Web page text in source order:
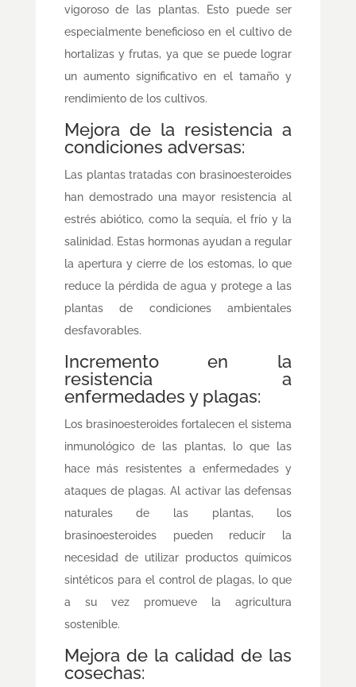
vigoroso de las plantas. Esto puede ser
especialmente beneficioso en el cultivo de
hortalizas y frutas, ya que se puede lograr
un aumento significativo en el tamaño y
rendimiento de los cultivos.
Mejora de la resistencia a
condiciones adversas:
Las plantas tratadas con brasinoesteroides
han demostrado una mayor resistencia al
estrés abiótico, como la sequía, el frío y la
salinidad. Estas hormonas ayudan a regular
la apertura y cierre de los estomas, lo que
reduce la pérdida de agua y protege a las
plantas de condiciones ambientales
desfavorables.
Incremento en la
resistencia a
enfermedades y plagas:
Los brasinoesteroides fortalecen el sistema
inmunológico de las plantas, lo que las
hace más resistentes a enfermedades y
ataques de plagas. Al activar las defensas
naturales de las plantas, los
brasinoesteroides pueden reducir la
necesidad de utilizar productos químicos
sintéticos para el control de plagas, lo que
a su vez promueve la agricultura
sostenible.
Mejora de la calidad de las
cosechas: